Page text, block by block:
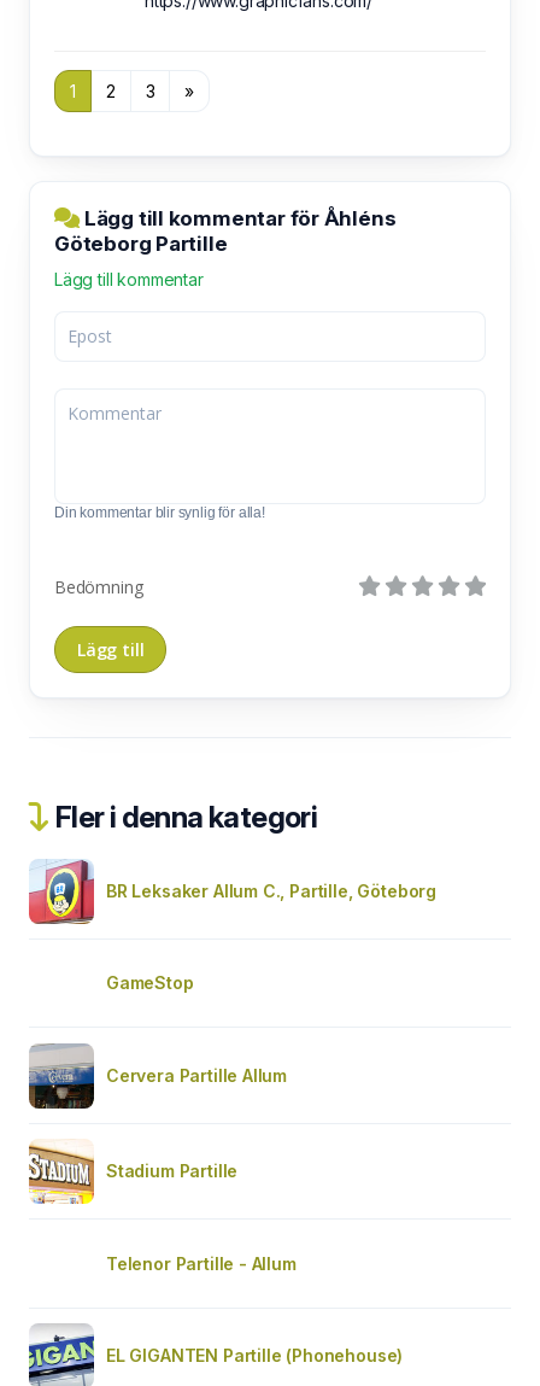
1 2 3 »
Lägg till kommentar för Åhléns
Göteborg Partille
Lägg till kommentar
Din kommentar blir synlig för alla!
Bedömning
Fler i denna kategori
BR Leksaker Allum C., Partille, Göteborg
GameStop
Cervera Partille Allum
Stadium Partille
Telenor Partille - Allum
EL GIGANTEN Partille (Phonehouse)